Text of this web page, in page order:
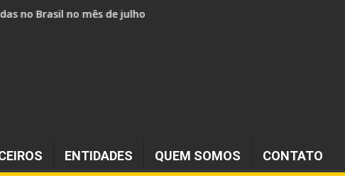
no Brasil no mês de julho
ENTIDADES QUEM SOMOS CONTATO